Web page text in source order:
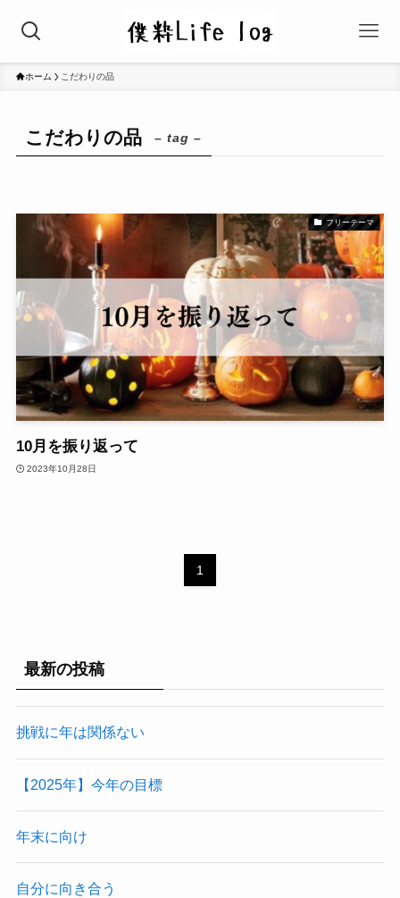
ホーム こだわりの品
こだわりの品 – tag –
フリーテーマ
10月を振り返って
2023年10月28日
1
最新の投稿
挑戦に年は関係ない
【2025年】今年の目標
年末に向け
自分に向き合う